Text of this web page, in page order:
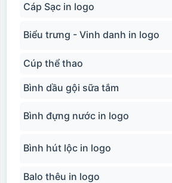
Cáp Sạc in logo
Biểu trưng - Vinh danh in logo
Cúp thể thao
Bình dầu gội sữa tắm
Bình đựng nước in logo
Bình hút lộc in logo
Balo thêu in logo